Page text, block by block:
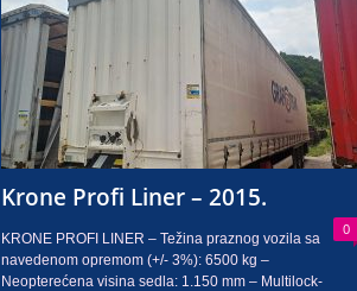
j
o
Krone Profi Liner – 2015.
0
KRONE PROFI LINER – Težina praznog vozila sa
navedenom opremom (+/- 3%): 6500 kg –
Neopterećena visina sedla: 1.150 mm – Multilock-